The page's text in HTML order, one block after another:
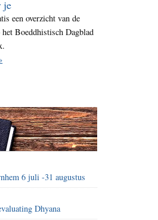
je
een overzicht van de
Boeddhistisch Dagblad
6 juli -31 augustus
Dhyana